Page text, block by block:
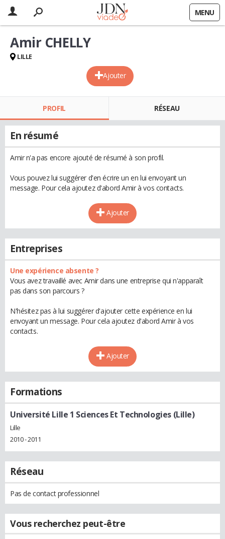
MENU
Ajouter
Amir CHELLY
LILLE
PROFIL RÉSEAU
En résumé
Amir n'a pas encore ajouté de résumé à son profil.
Vous pouvez lui suggérer d'en écrire un en lui envoyant un
message. Pour cela ajoutez d'abord Amir à vos contacts.
Ajouter
Entreprises
Une expérience absente ?
Vous avez travaillé avec Amir dans une entreprise qui n'apparaît
pas dans son parcours ?
N'hésitez pas à lui suggérer d'ajouter cette expérience en lui
envoyant un message. Pour cela ajoutez d'abord Amir à vos
contacts.
Ajouter
Formations
Université Lille 1 Sciences Et Technologies (Lille)
Lille
2010 - 2011
Réseau
Pas de contact professionnel
Vous recherchez peut-être